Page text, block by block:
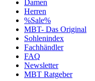
Damen
Herren
%Sale%
MBT- Das Original
Sohlenindex
Fachhändler
FAQ
Newsletter
MBT Ratgeber